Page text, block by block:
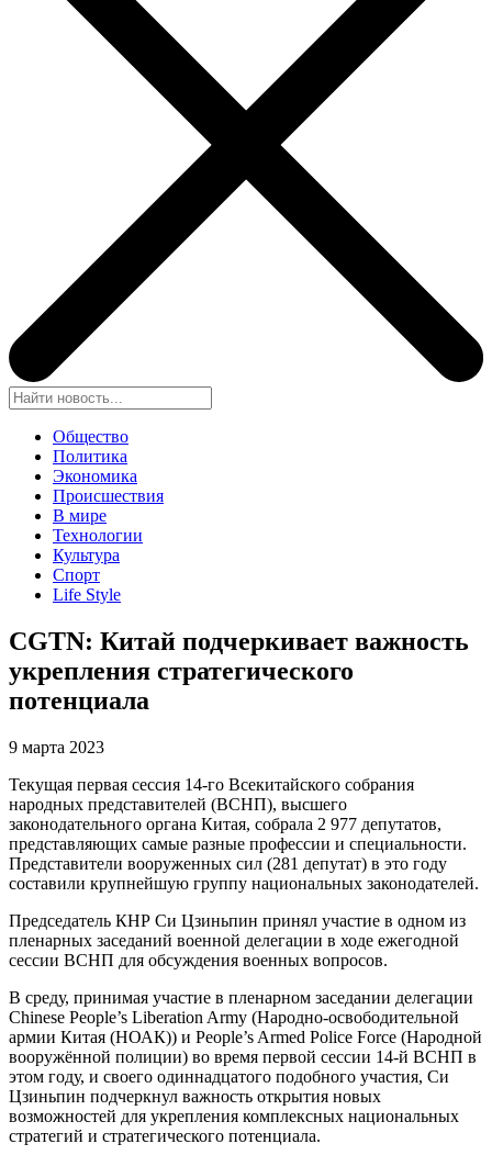
Общество
Политика
Экономика
Происшествия
В мире
Технологии
Культура
Спорт
Life Style
CGTN: Китай подчеркивает важность
укрепления стратегического
потенциала
9 марта 2023
Текущая первая сессия 14-го Всекитайского собрания
народных представителей (ВСНП), высшего
законодательного органа Китая, собрала 2 977 депутатов,
представляющих самые разные профессии и специальности.
Представители вооруженных сил (281 депутат) в это году
составили крупнейшую группу национальных законодателей.
Председатель КНР Си Цзиньпин принял участие в одном из
пленарных заседаний военной делегации в ходе ежегодной
сессии ВСНП для обсуждения военных вопросов.
В среду, принимая участие в пленарном заседании делегации
Chinese People’s Liberation Army (Народно-освободительной
армии Китая (НОАК)) и People’s Armed Police Force (Народной
вооружённой полиции) во время первой сессии 14-й ВСНП в
этом году, и своего одиннадцатого подобного участия, Си
Цзиньпин подчеркнул важность открытия новых
возможностей для укрепления комплексных национальных
стратегий и стратегического потенциала.